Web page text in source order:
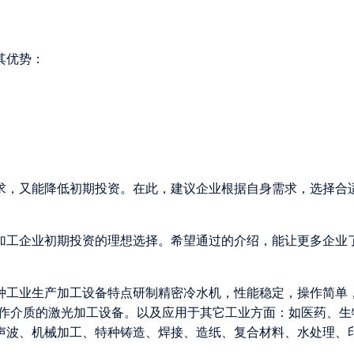
势：
又能降低初期投资。在此，建议企业根据自身需求，选择合
企业初期投资的理想选择。希望通过的介绍，能让更多企业
业生产加工设备特点研制精密冷水机，性能稳定，操作简单
质的激光加工设备。以及应用于其它工业方面：如医药、生
、机械加工、特种铸造、焊接、造纸、复合材料、水处理、